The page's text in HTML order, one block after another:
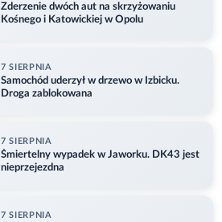
Zderzenie dwóch aut na skrzyżowaniu
Kośnego i Katowickiej w Opolu
7 SIERPNIA
Samochód uderzył w drzewo w Izbicku.
Droga zablokowana
7 SIERPNIA
Śmiertelny wypadek w Jaworku. DK43 jest
nieprzejezdna
7 SIERPNIA